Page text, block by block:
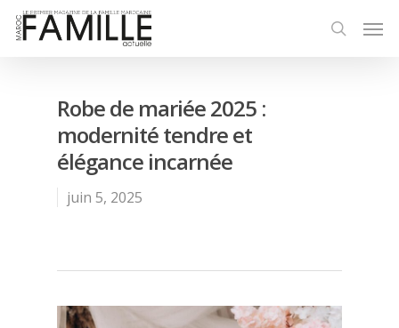
Robe de mariée 2025 :
modernité tendre et
élégance incarnée
juin 5, 2025